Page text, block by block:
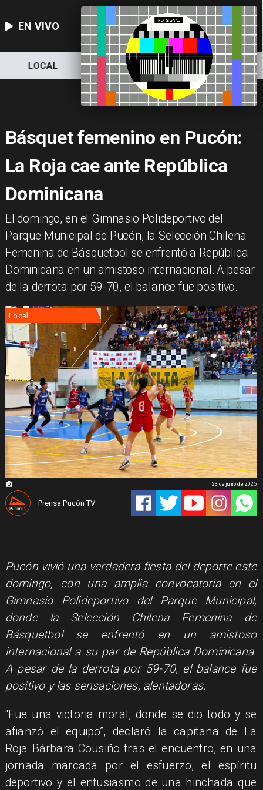
EN VIVO
LOCAL NACIONAL DEPORTES
Básquet femenino en Pucón:
La Roja cae ante República
Dominicana
El domingo, en el Gimnasio Polideportivo del
Parque Municipal de Pucón, la Selección Chilena
Femenina de Básquetbol se enfrentó a República
Dominicana en un amistoso internacional. A pesar
de la derrota por 59-70, el balance fue positivo.
Local
Prensa Pucón TV
23 de junio de 2025
Pucón vivió una verdadera fiesta del deporte este
domingo, con una amplia convocatoria en el
Gimnasio Polideportivo del Parque Municipal,
donde la Selección Chilena Femenina de
Básquetbol se enfrentó en un amistoso
internacional a su par de República Dominicana.
A pesar de la derrota por 59-70, el balance fue
positivo y las sensaciones, alentadoras.
“Fue una victoria moral, donde se dio todo y se
afianzó el equipo”, declaró la capitana de La
Roja Bárbara Cousiño tras el encuentro, en una
jornada marcada por el esfuerzo, el espíritu
deportivo y el entusiasmo de una hinchada que